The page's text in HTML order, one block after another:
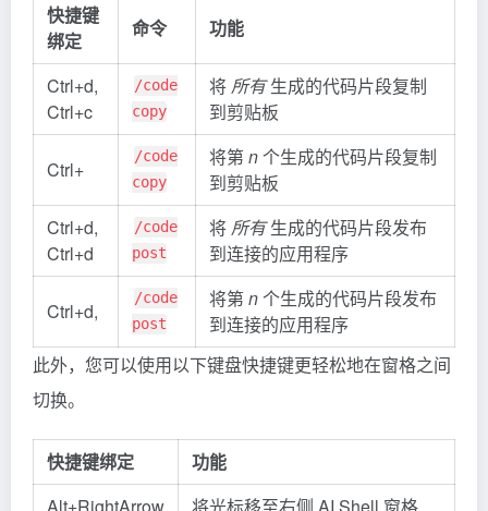
快捷键
绑定
命令 功能
Ctrl+d,
Ctrl+c
/code
copy
将所有生成的代码片段复制
到剪贴板
Ctrl+
/code
copy
将第n个生成的代码片段复制
到剪贴板
Ctrl+d,
Ctrl+d
/code
post
将所有生成的代码片段发布
到连接的应用程序
Ctrl+d,
/code
post
将第n个生成的代码片段发布
到连接的应用程序
此外，您可以使用以下键盘快捷键更轻松地在窗格之间
切换。
快捷键绑定
功能
Alt+RightArrow
将光标移至右侧 AI Shell 窗格